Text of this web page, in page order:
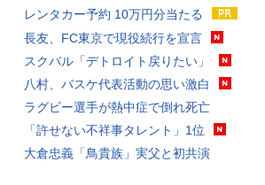
レンタカー予約 10万円分当たる
長友、FC東京で現役続行を宣言
スクバル「デトロイト戻りたい」
八村、バスケ代表活動の思い激白
ラグビー選手が熱中症で倒れ死亡
「許せない不祥事タレント」1位
大倉忠義「鳥貴族」実父と初共演